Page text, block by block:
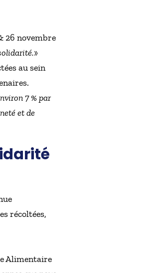
26 novembre
»
au sein
7 % par
et de
récoltées,
Alimentaire